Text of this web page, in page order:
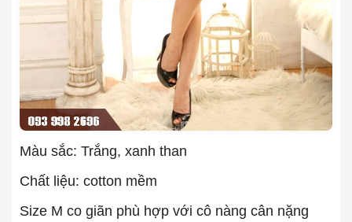
Màu sắc: Trắng, xanh than
Chất liệu: cotton mềm
Size M co giãn phù hợp với cô nàng cân nặng